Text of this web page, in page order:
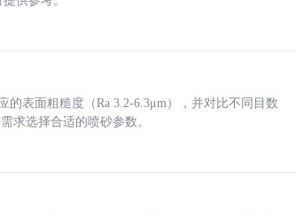
表面粗糙度（Ra 3.2-6.3μm），并对比不同目数
求选择合适的喷砂参数。